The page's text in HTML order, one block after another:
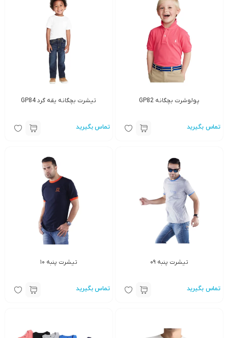
پولوشرت بچگانه GP82
تماس بگیرید
تیشرت بچگانه یقه گرد GP84
تماس بگیرید
تیشرت پنبه ۰۹
تماس بگیرید
تیشرت پنبه ۱۰
تماس بگیرید